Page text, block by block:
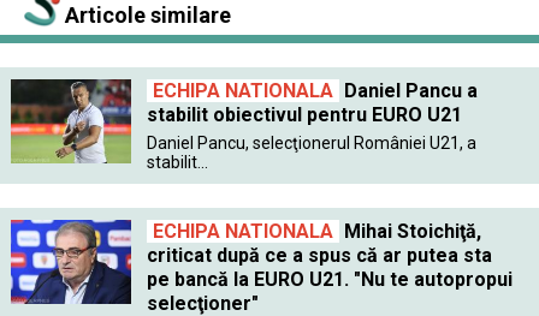
Articole similare
ECHIPA NATIONALA Daniel Pancu a
stabilit obiectivul pentru EURO U21
Daniel Pancu, selecţionerul României U21, a
stabilit...
ECHIPA NATIONALA Mihai Stoichiţă,
criticat după ce a spus că ar putea sta
pe bancă la EURO U21. "Nu te autopropui
selecţioner"